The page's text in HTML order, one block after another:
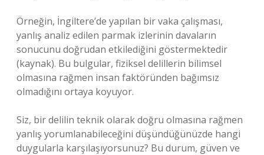
Örneğin, İngiltere’de yapılan bir vaka çalışması,
yanlış analiz edilen parmak izlerinin davaların
sonucunu doğrudan etkilediğini göstermektedir
(kaynak). Bu bulgular, fiziksel delillerin bilimsel
olmasına rağmen insan faktöründen bağımsız
olmadığını ortaya koyuyor.
Siz, bir delilin teknik olarak doğru olmasına rağmen
yanlış yorumlanabileceğini düşündüğünüzde hangi
duygularla karşılaşıyorsunuz? Bu durum, güven ve